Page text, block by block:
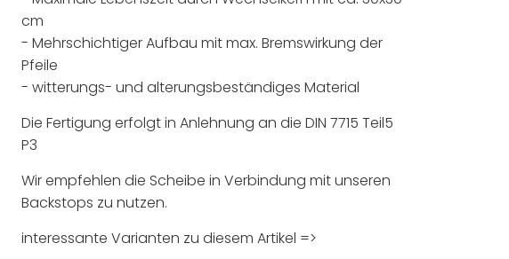
cm
- Mehrschichtiger Aufbau mit max. Bremswirkung der
Pfeile
- witterungs- und alterungsbeständiges Material
Die Fertigung erfolgt in Anlehnung an die DIN 7715 Teil5
P3
Wir empfehlen die Scheibe in Verbindung mit unseren
Backstops zu nutzen.
interessante Varianten zu diesem Artikel =>